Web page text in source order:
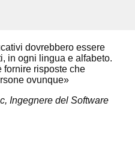
dovrebbero essere
in ogni lingua e alfabeto.
fornire risposte che
ovunque»
Ingegnere del Software